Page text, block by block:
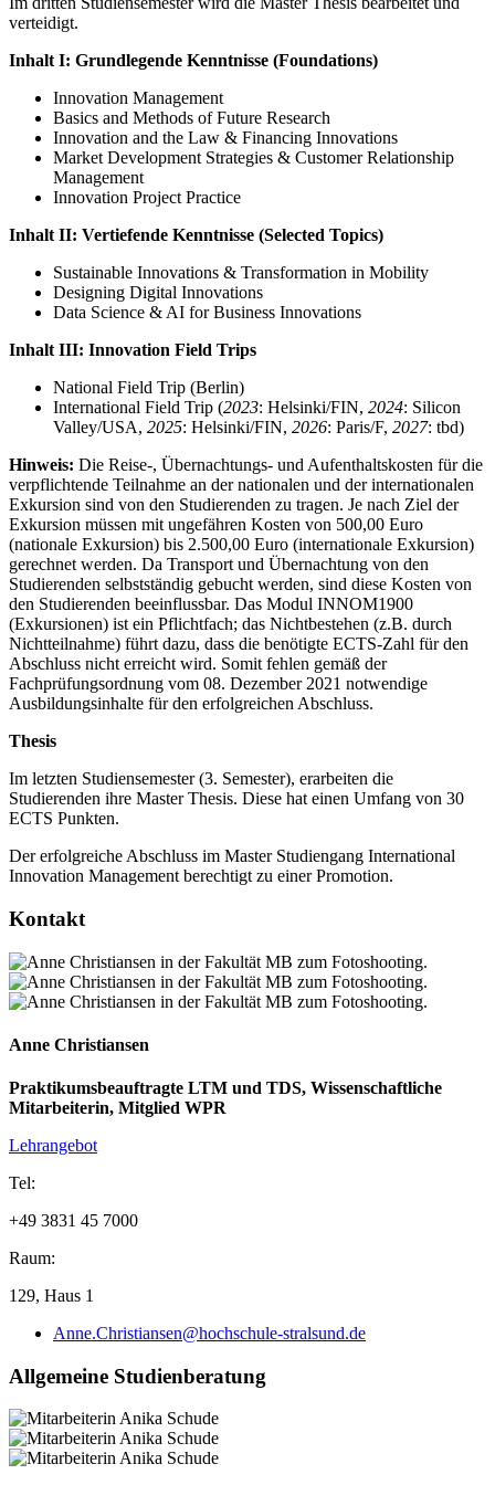
verteidigt.
Inhalt I: Grundlegende Kenntnisse (Foundations)
Innovation Management
Basics and Methods of Future Research
Innovation and the Law & Financing Innovations
Market Development Strategies & Customer Relationship
Management
Innovation Project Practice
Inhalt II: Vertiefende Kenntnisse (Selected Topics)
Sustainable Innovations & Transformation in Mobility
Designing Digital Innovations
Data Science & AI for Business Innovations
Inhalt III: Innovation Field Trips
National Field Trip (Berlin)
International Field Trip (2023: Helsinki/FIN, 2024: Silicon
Valley/USA, 2025: Helsinki/FIN, 2026: Paris/F, 2027: tbd)
Hinweis: Die Reise-, Übernachtungs- und Aufenthaltskosten für die
verpflichtende Teilnahme an der nationalen und der internationalen
Exkursion sind von den Studierenden zu tragen. Je nach Ziel der
Exkursion müssen mit ungefähren Kosten von 500,00 Euro
(nationale Exkursion) bis 2.500,00 Euro (internationale Exkursion)
gerechnet werden. Da Transport und Übernachtung von den
Studierenden selbstständig gebucht werden, sind diese Kosten von
den Studierenden beeinflussbar. Das Modul INNOM1900
(Exkursionen) ist ein Pflichtfach; das Nichtbestehen (z.B. durch
Nichtteilnahme) führt dazu, dass die benötigte ECTS-Zahl für den
Abschluss nicht erreicht wird. Somit fehlen gemäß der
Fachprüfungsordnung vom 08. Dezember 2021 notwendige
Ausbildungsinhalte für den erfolgreichen Abschluss.
Thesis
Im letzten Studiensemester (3. Semester), erarbeiten die
Studierenden ihre Master Thesis. Diese hat einen Umfang von 30
ECTS Punkten.
Der erfolgreiche Abschluss im Master Studiengang International
Innovation Management berechtigt zu einer Promotion.
Kon­takt
Anne Christiansen
Praktikumsbeauftragte LTM und TDS, Wissenschaftliche
Mitarbeiterin, Mitglied WPR
Lehrangebot
Tel:
+49 3831 45 7000
Raum:
129, Haus 1
Anne.Christiansen@hochschule-stralsund.de
All­ge­mei­ne Stu­di­en­be­ra­tung